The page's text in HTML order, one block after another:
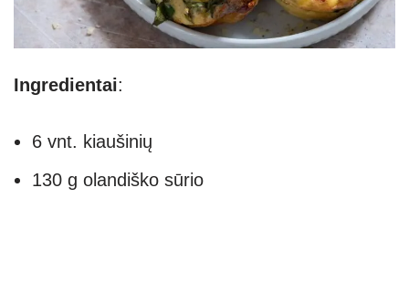
Ingredientai:
6 vnt. kiaušinių
130 g olandiško sūrio